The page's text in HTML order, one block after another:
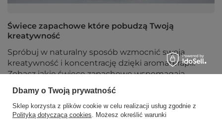
Świece zapachowe które pobudzą Twoją
kreatywność
Spróbuj w naturalny sposób wzmocnić swoją
kreatywność i koncentrację dzięki aromaterapii.
Zobacz jakie świece zapachowe wspomagają
Czytaj więcej
Dbamy o Twoją prywatność
Sklep korzysta z plików cookie w celu realizacji usług zgodnie z
Polityką dotyczącą cookies. Możesz określić warunki